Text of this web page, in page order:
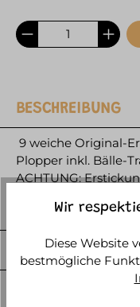
BESCHREIBUNG
9 weiche Original-
Plopper inkl. Bälle-
ACHTUNG:
HERSTELLER
WEITERE
Wir
Diese Website
bestmögliche